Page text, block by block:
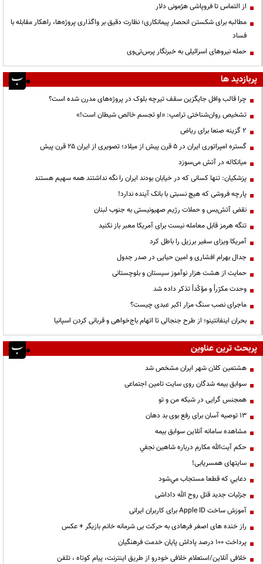
از التماس تا فروپاشی هژمونی دلار
مطالبه برای شکستن انحصار پیمانکاری؛ نظارت دقیق بر واگذاری پروژه‌ها، راهکار مقابله با
فساد
حمله نیروهای اسرائیلی به خبرنگار پرس‌تی‌وی
پربازدید ها
چرا قالب وافل جایگزین سقف تیرچه بلوک در پروژه‌های مدرن شده است؟
تشخیص روان‌شناختی ترامپ: «او تجسم خالص شیطان است!»
۲ گزینه صنعا برای ریاض
گستره امپراتوری ایران در ۵ قرن پیش از میلاد؛ تصویری از ایران ۲۵ قرن پیش
میانکاله در آتش می‌سوزد
پزشکیان: تنها کسانی که در خیابان بودند ایران را نگه نداشتند همه سهیم هستند
پارچه فروشی که هیچ نسبتی با بانک آینده ندارد!
نقض آتش‌بس و حملات رژیم صهیونیستی به جنوب لبنان
تنگه هرمز قابل معامله نیست برای آمریکا معبر باز نکنید
آمریکا ویزای سفیر برزیل را باطل کرد
جدال بهرام افشاری و امین حیایی در صدر جدول
حمایت از هشت هزار نوآموز سیستان و بلوچستانی
وحدت مکرّراً و مؤکّداً تذکر داده شد
ماجرای نصب سنگ مزار اکبر عبدی چیست؟
بحران اینفانتینو؛ از طرح جنجالی تا اتهام باج‌خواهی و قربانی کردن اسپانیا
پربحث ترین عناوین
هشتمین کلان شهر ایران مشخص شد
سوابق بیمه شدگان روی سایت تامین اجتماعی
همجنس گرایی در شبکه من و تو
13 توصیه آسان برای رفع بوی بد دهان
مشاهده سامانه آنلاين سوابق بیمه
حكم آيت‌الله مكارم درباره شاهين نجفي
سایتهای همسریابی!
دعايي كه قطعا مستجاب مي‌شود
جزئیات جدید قتل روح الله داداشی
آموزش ساخت Apple ID برای کاربران ایرانی
راز خنده های اصغر فرهادی به حرکت بی شرمانه خانم بازیگر + عکس
پرداخت ۱۰۰ درصد پاداش پایان خدمت فرهنگیان
خلافی آنلاین/استعلام خلافی خودرو از طریق اینترنت، پیام کوتاه ، تلفن